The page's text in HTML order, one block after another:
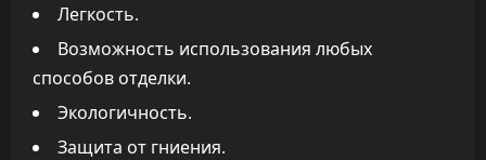
Легкость.
Возможность использования любых
способов отделки.
Экологичность.
Защита от гниения.